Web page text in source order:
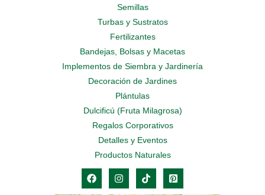
Semillas
Turbas y Sustratos
Fertilizantes
Bandejas, Bolsas y Macetas
Implementos de Siembra y Jardinería
Decoración de Jardines
Plántulas
Dulcificú (Fruta Milagrosa)
Regalos Corporativos
Detalles y Eventos
Productos Naturales